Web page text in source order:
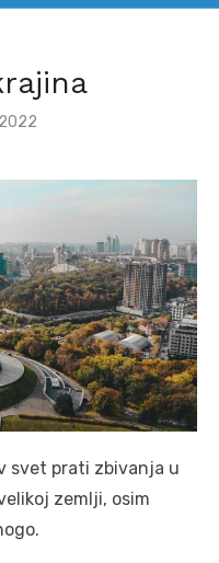
svet prati zbivanja u
zemlji, osim